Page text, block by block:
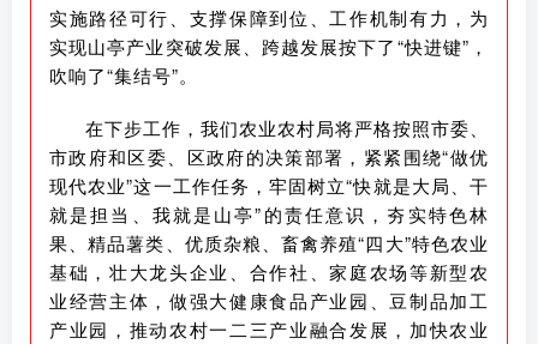
实施路径可行、支撑保障到位、工作机制有力，为
实现山亭产业突破发展、跨越发展按下了“快进键”，
吹响了“集结号”。
在下步工作，我们农业农村局将严格按照市委、
市政府和区委、区政府的决策部署，紧紧围绕“做优
现代农业”这一工作任务，牢固树立“快就是大局、干
就是担当、我就是山亭”的责任意识，夯实特色林
果、精品薯类、优质杂粮、畜禽养殖“四大”特色农业
基础，壮大龙头企业、合作社、家庭农场等新型农
业经营主体，做强大健康食品产业园、豆制品加工
产业园，推动农村一二三产业融合发展，加快农业